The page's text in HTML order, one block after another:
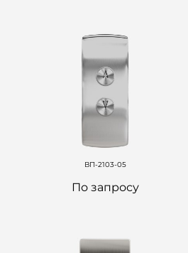
ВП-2103-05
По запросу